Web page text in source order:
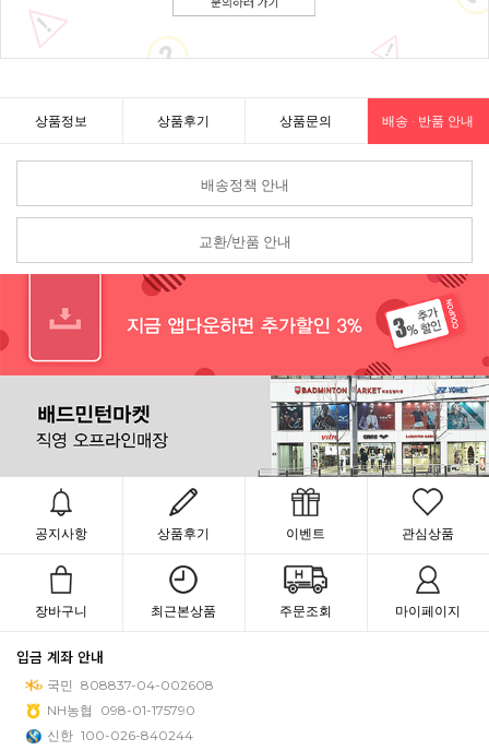
상품정보 상품후기 상품문의 배송 · 반품 안내
배송정책 안내
교환/반품 안내
공지사항 상품후기 이벤트 관심상품
장바구니 최근본상품 주문조회 마이페이지
입금 계좌 안내
국민 808837-04-002608
NH농협
098-01-175790
신한 100-026-840244